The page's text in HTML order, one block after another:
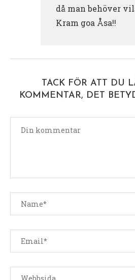
då man behöver
Kram goa Åsa!!
TACK FÖR ATT DU
KOMMENTAR, DET